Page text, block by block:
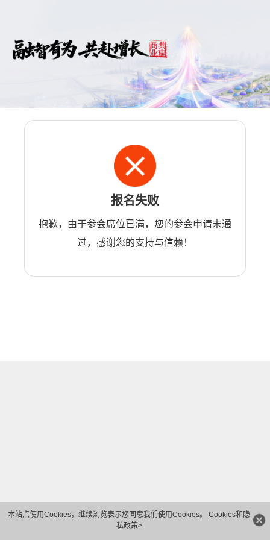
本站点使用Cookies，继续浏览表示您同意我们使用Cookies。 Cookies和隐
私政策>
报名失败
抱歉，由于参会席位已满，您的参会申请未通
过，感谢您的支持与信赖！